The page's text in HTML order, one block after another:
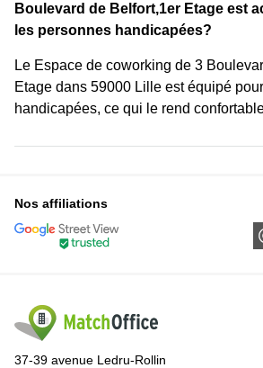
Boulevard de Belfort,1er Etage est
les personnes handicapées?
Le Espace de coworking de 3
Etage dans 59000 Lille est équipé
handicapées, ce qui le rend
Nos affiliations
37-39 avenue Ledru-Rollin